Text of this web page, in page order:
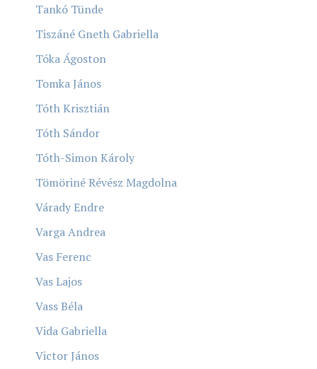
Tankó Tünde
Tiszáné Gneth Gabriella
Tóka Ágoston
Tomka János
Tóth Krisztián
Tóth Sándor
Tóth-Simon Károly
Tömöriné Révész Magdolna
Várady Endre
Varga Andrea
Vas Ferenc
Vas Lajos
Vass Béla
Vida Gabriella
Victor János